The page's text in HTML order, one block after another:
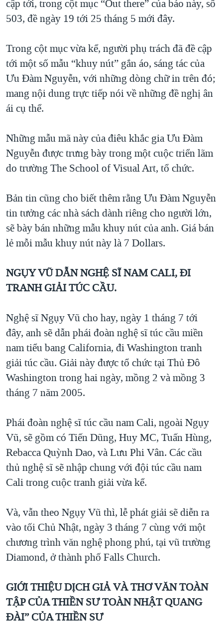
cập tới, trong cột mục “Out there” của báo này, số
503, đề ngày 19 tới 25 tháng 5 mới đây.
Trong cột mục vừa kể, người phụ trách đã đề cập
tới một số mẫu “khuy nút” gắn áo, sáng tác của
Ưu Đàm Nguyễn, với những dòng chữ in trên đó;
mang nội dung trực tiếp nói về những đề nghị ân
ái cụ thể.
Những mẫu mã này của điêu khắc gia Ưu Đàm
Nguyễn được trưng bày trong một cuộc triển lãm
do trường The School of Visual Art, tổ chức.
Bản tin cũng cho biết thêm rằng Ưu Đàm Nguyễn
tin tưởng các nhà sách dành riêng cho người lớn,
sẽ bày bán những mẫu khuy nút của anh. Giá bán
lẻ mỗi mẫu khuy nút này là 7 Dollars.
NGỤY VŨ DẪN NGHỆ SĨ NAM CALI, ĐI
TRANH GIẢI TÚC CẦU.
Nghệ sĩ Ngụy Vũ cho hay, ngày 1 tháng 7 tới
đây, anh sẽ dẫn phái đoàn nghệ sĩ túc cầu miền
nam tiểu bang California, đi Washington tranh
giải túc cầu. Giải này được tổ chức tại Thủ Đô
Washington trong hai ngày, mồng 2 và mồng 3
tháng 7 năm 2005.
Phái đoàn nghệ sĩ túc cầu nam Cali, ngoài Ngụy
Vũ, sẽ gồm có Tiến Dũng, Huy MC, Tuấn Hùng,
Rebacca Quỳnh Dao, và Lưu Phi Vân. Các cầu
thủ nghệ sĩ sẽ nhập chung với đội túc cầu nam
Cali trong cuộc tranh giải vừa kể.
Và, vẫn theo Ngụy Vũ thì, lễ phát giải sẽ diễn ra
vào tối Chủ Nhật, ngày 3 tháng 7 cùng với một
chương trình văn nghệ phong phú, tại vũ trường
Diamond, ở thành phố Falls Church.
GIỚI THIỆU DỊCH GIẢ VÀ THƠ VĂN TOÀN
TẬP CỦA THIỀN SƯ TOÀN NHẬT QUANG
ĐÀI” CỦA THIỀN SƯ